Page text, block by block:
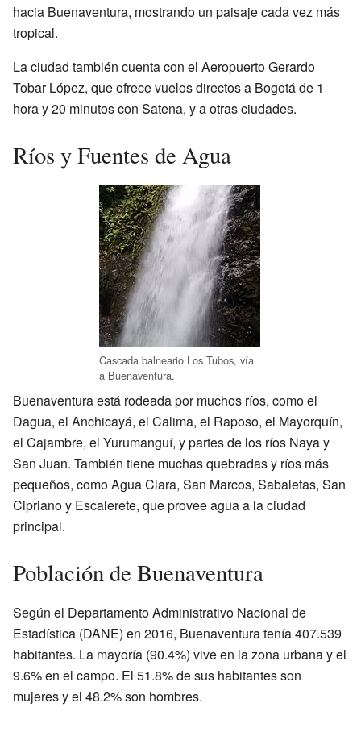
hacia Buenaventura, mostrando un paisaje cada vez más
tropical.
La ciudad también cuenta con el Aeropuerto Gerardo
Tobar López, que ofrece vuelos directos a Bogotá de 1
hora y 20 minutos con Satena, y a otras ciudades.
Ríos y Fuentes de Agua
Cascada balneario Los Tubos, vía
a Buenaventura.
Buenaventura está rodeada por muchos ríos, como el
Dagua, el Anchicayá, el Calima, el Raposo, el Mayorquín,
el Cajambre, el Yurumanguí, y partes de los ríos Naya y
San Juan. También tiene muchas quebradas y ríos más
pequeños, como Agua Clara, San Marcos, Sabaletas, San
Cipriano y Escalerete, que provee agua a la ciudad
principal.
Población de Buenaventura
Según el Departamento Administrativo Nacional de
Estadística (DANE) en 2016, Buenaventura tenía 407.539
habitantes. La mayoría (90.4%) vive en la zona urbana y el
9.6% en el campo. El 51.8% de sus habitantes son
mujeres y el 48.2% son hombres.